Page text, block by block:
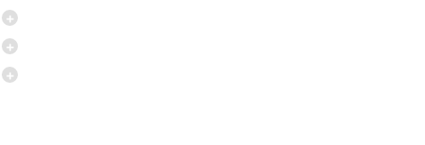
+
+
+